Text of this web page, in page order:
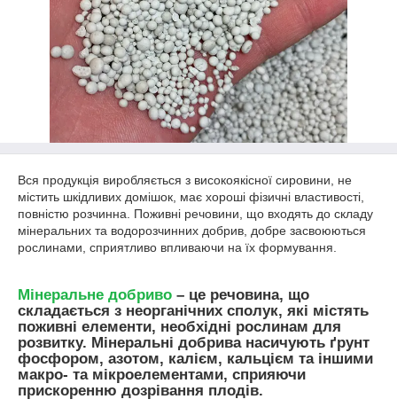
Вся продукція виробляється з високоякісної сировини, не
містить шкідливих домішок, має хороші фізичні властивості,
повністю розчинна. Поживні речовини, що входять до складу
мінеральних та водорозчинних добрив, добре засвоюються
рослинами, сприятливо впливаючи на їх формування.
Мінеральне добриво – це речовина, що
складається з неорганічних сполук, які містять
поживні елементи, необхідні рослинам для
розвитку. Мінеральні добрива насичують ґрунт
фосфором, азотом, калієм, кальцієм та іншими
макро- та мікроелементами, сприяючи
прискоренню дозрівання плодів.